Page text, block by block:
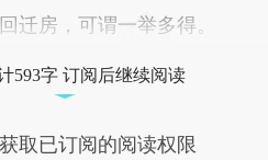
迁房，可谓一举多得。
593字 订阅后继续阅读
取已订阅的阅读权限